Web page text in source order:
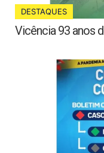
DESTAQUES
Vicência 93 anos